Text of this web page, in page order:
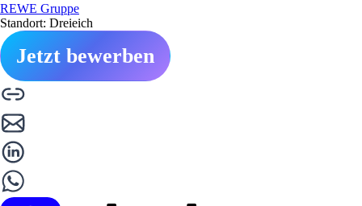
REWE Gruppe
Standort: Dreieich
Jetzt bewerben